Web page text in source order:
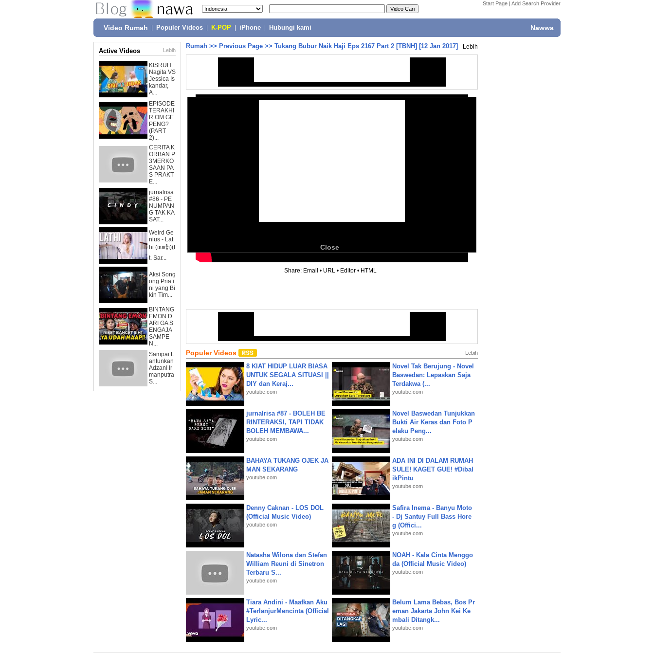
Start Page | Add Search Provider
Video Rumah Populer Videos K-POP iPhone Hubungi kami Nawwa
Active Videos Lebih
KISRUH
Nagita VS
Jessica Is
kandar,
A...
EPISODE
TERAKHI
R OM GE
PENG?
(PART
2)...
CERITA K
ORBAN P
3MERKO
SAAN PA
S PRAKT
E...
jurnalrisa
#86 - PE
NUMPAN
G TAK KA
SAT...
Weird Ge
nius - Lat
hi (ꦭꦛꦶ)(f
t. Sar...
Aksi Song
ong Pria i
ni yang Bi
kin Tim...
BINTANG
EMON D
ARI GA S
ENGAJA
SAMPE
N...
Sampai L
antunkan
Adzan! Ir
manputra
S...
Rumah >> Previous Page >> Tukang Bubur Naik Haji Eps 2167 Part 2 [TBNH] [12 Jan 2017] Lebih
Close
Share: Email • URL • Editor • HTML
Populer Videos Lebih
8 KIAT HIDUP LUAR BIASA
UNTUK SEGALA SITUASI ||
DIY dan Keraj...
youtube.com
Novel Tak Berujung - Novel
Baswedan: Lepaskan Saja
Terdakwa (...
youtube.com
jurnalrisa #87 - BOLEH BE
RINTERAKSI, TAPI TIDAK
BOLEH MEMBAWA...
youtube.com
Novel Baswedan Tunjukkan
Bukti Air Keras dan Foto P
elaku Peng...
youtube.com
BAHAYA TUKANG OJEK JA
MAN SEKARANG
youtube.com
ADA INI DI DALAM RUMAH
SULE! KAGET GUE! #Dibal
ikPintu
youtube.com
Denny Caknan - LOS DOL
(Official Music Video)
youtube.com
Safira Inema - Banyu Moto
- Dj Santuy Full Bass Hore
g (Offici...
youtube.com
Natasha Wilona dan Stefan
William Reuni di Sinetron
Terbaru S...
youtube.com
NOAH - Kala Cinta Menggo
da (Official Music Video)
youtube.com
Tiara Andini - Maafkan Aku
#TerlanjurMencinta (Official
Lyric...
youtube.com
Belum Lama Bebas, Bos Pr
eman Jakarta John Kei Ke
mbali Ditangk...
youtube.com